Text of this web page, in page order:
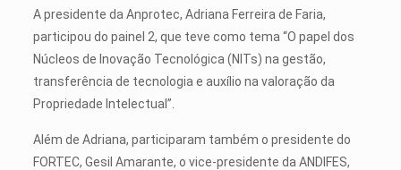
A presidente da Anprotec, Adriana Ferreira de Faria,
participou do painel 2, que teve como tema “O papel dos
Núcleos de Inovação Tecnológica (NITs) na gestão,
transferência de tecnologia e auxílio na valoração da
Propriedade Intelectual”.
Além de Adriana, participaram também o presidente do
FORTEC, Gesil Amarante, o vice-presidente da ANDIFES,